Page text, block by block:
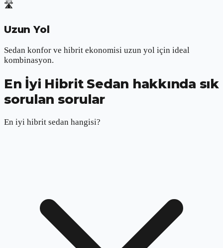
🛣️
Uzun Yol
Sedan konfor ve hibrit ekonomisi uzun yol için ideal
kombinasyon.
En İyi Hibrit Sedan hakkında sık
sorulan sorular
En iyi hibrit sedan hangisi?